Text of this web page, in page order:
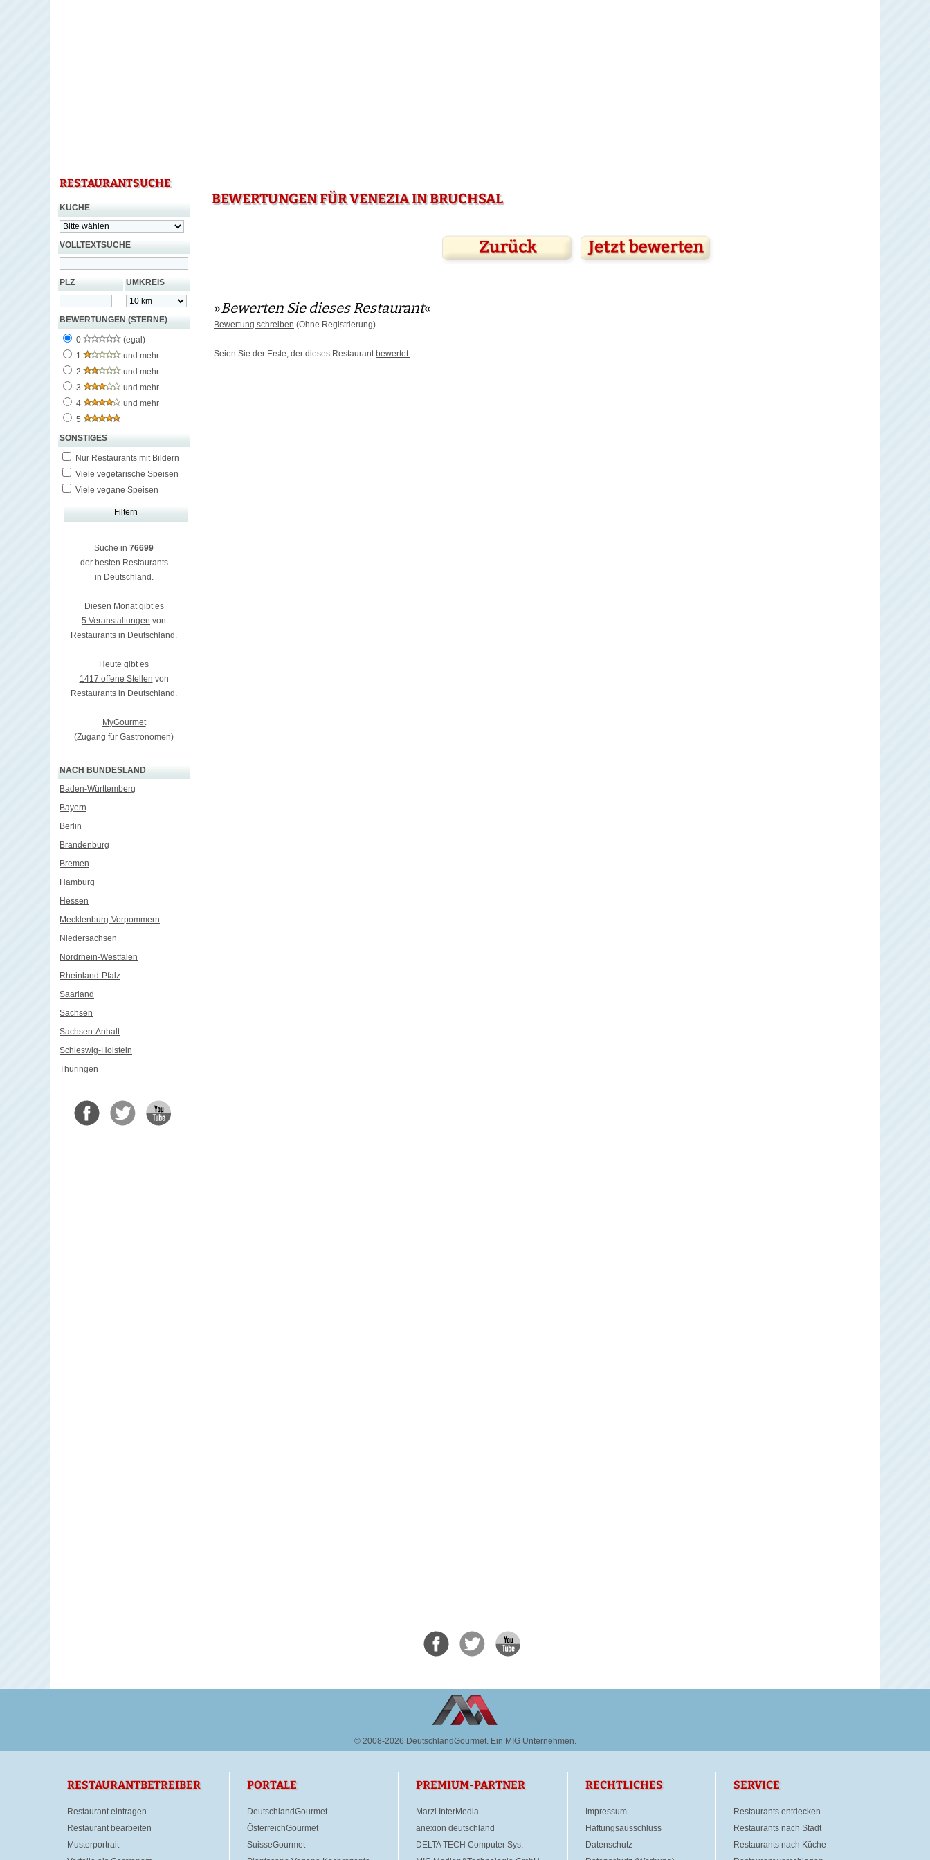
RESTAURANTSUCHE
KÜCHE
VOLLTEXTSUCHE
PLZ UMKREIS
BEWERTUNGEN (STERNE)
0
(egal)
1
und mehr
2
und mehr
3
und mehr
4
und mehr
5
SONSTIGES
Nur Restaurants mit Bildern
Viele vegetarische Speisen
Viele vegane Speisen
Suche in 76699
der besten Restaurants
in Deutschland.
Diesen Monat gibt es
5 Veranstaltungen von
Restaurants in Deutschland.
Heute gibt es
1417 offene Stellen von
Restaurants in Deutschland.
MyGourmet
(Zugang für Gastronomen)
NACH BUNDESLAND
Baden-Württemberg
Bayern
Berlin
Brandenburg
Bremen
Hamburg
Hessen
Mecklenburg-Vorpommern
Niedersachsen
Nordrhein-Westfalen
Rheinland-Pfalz
Saarland
Sachsen
Sachsen-Anhalt
Schleswig-Holstein
Thüringen
BEWERTUNGEN FÜR VENEZIA IN BRUCHSAL
»Bewerten Sie dieses Restaurant«
Bewertung schreiben (Ohne Registrierung)
Seien Sie der Erste, der dieses Restaurant bewertet.
© 2008-2026 DeutschlandGourmet. Ein MIG Unternehmen.
RESTAURANTBETREIBER
Restaurant eintragen
Restaurant bearbeiten
Musterportrait
PORTALE
DeutschlandGourmet
ÖsterreichGourmet
SuisseGourmet
PREMIUM-PARTNER
Marzi InterMedia
anexion deutschland
DELTA TECH Computer Sys.
RECHTLICHES
Impressum
Haftungsausschluss
Datenschutz
SERVICE
Restaurants entdecken
Restaurants nach Stadt
Restaurants nach Küche